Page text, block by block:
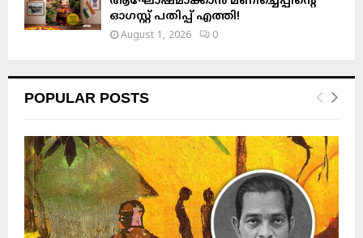
ഓഗസ്റ്റ് പതിപ്പ് എത്തി!
August 1, 2026 0
POPULAR POSTS